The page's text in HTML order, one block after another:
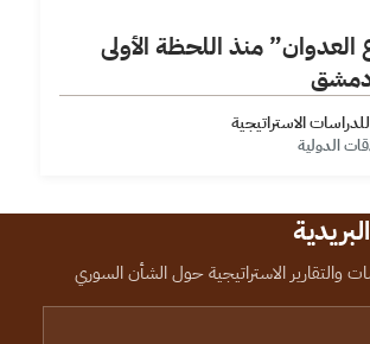
منذ اللحظة الأولى
دمشق
الاستراتيجية
الدولية
الاستراتيجية حول الشأن السوري